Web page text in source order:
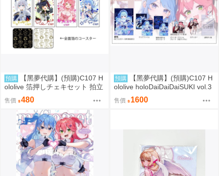
預購
【黑夢代購】(預購)C107 H
ololive 箔押しチェキセット 拍立
得風卡片套組 社團名:空色姉妹
繪師:綾香
售價 480
預購
【黑夢代購】(預購)C107 H
ololive holoDaiDaiDaiSUKI vol.3
套組 社團名:空色姉妹 繪師:綾香
售價 1600